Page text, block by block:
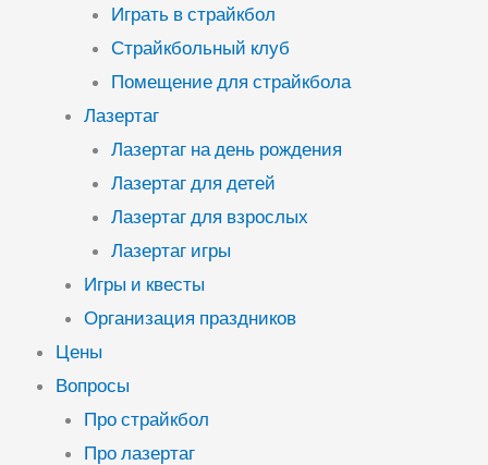
Играть в страйкбол
Страйкбольный клуб
Помещение для страйкбола
Лазертаг
Лазертаг на день рождения
Лазертаг для детей
Лазертаг для взрослых
Лазертаг игры
Игры и квесты
Организация праздников
Цены
Вопросы
Про страйкбол
Про лазертаг